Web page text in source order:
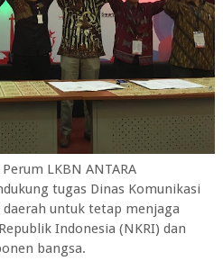
Perum LKBN ANTARA
tugas Dinas Komunikasi
untuk tetap menjaga
Indonesia (NKRI) dan
bangsa.